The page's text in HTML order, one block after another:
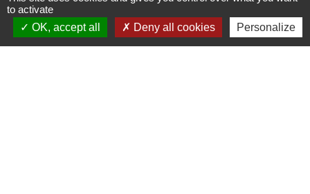
77410 Saint-Mesmes - FRANCE
+33 1 60 26 24 20
to activate
OK, accept all
Deny all cookies Personalize